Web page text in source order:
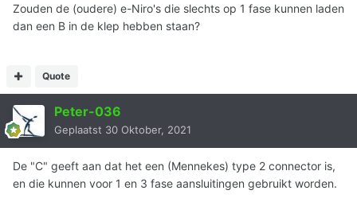
Zouden de (oudere) e-Niro's die slechts op 1 fase kunnen laden
dan een B in de klep hebben staan?
Quote
Peter-036
Geplaatst 30 Oktober, 2021
De "C" geeft aan dat het een (Mennekes) type 2 connector is,
en die kunnen voor 1 en 3 fase aansluitingen gebruikt worden.